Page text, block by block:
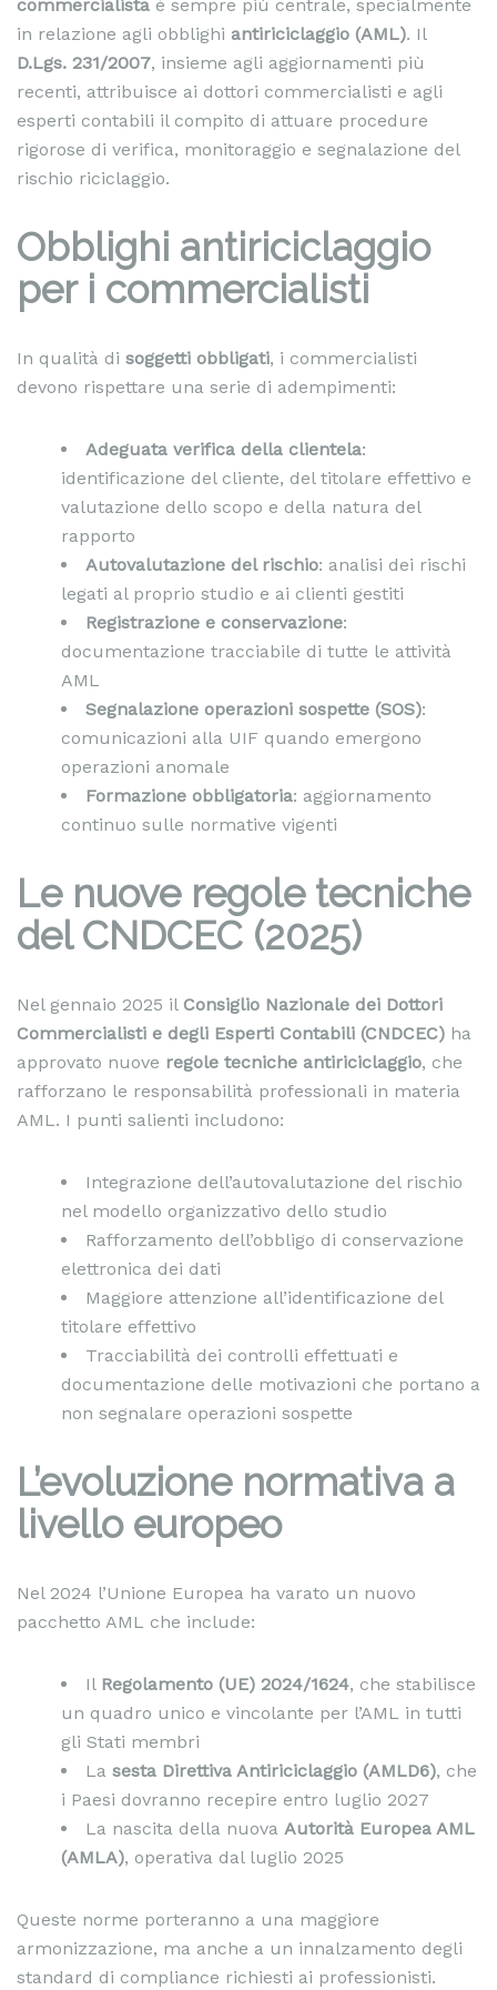
commercialista è sempre più centrale, specialmente
in relazione agli obblighi antiriciclaggio (AML). Il
D.Lgs. 231/2007, insieme agli aggiornamenti più
recenti, attribuisce ai dottori commercialisti e agli
esperti contabili il compito di attuare procedure
rigorose di verifica, monitoraggio e segnalazione del
rischio riciclaggio.
Obblighi antiriciclaggio
per i commercialisti
In qualità di soggetti obbligati, i commercialisti
devono rispettare una serie di adempimenti:
Adeguata verifica della clientela:
identificazione del cliente, del titolare effettivo e
valutazione dello scopo e della natura del
rapporto
Autovalutazione del rischio: analisi dei rischi
legati al proprio studio e ai clienti gestiti
Registrazione e conservazione:
documentazione tracciabile di tutte le attività
AML
Segnalazione operazioni sospette (SOS):
comunicazioni alla UIF quando emergono
operazioni anomale
Formazione obbligatoria: aggiornamento
continuo sulle normative vigenti
Le nuove regole tecniche
del CNDCEC (2025)
Nel gennaio 2025 il Consiglio Nazionale dei Dottori
Commercialisti e degli Esperti Contabili (CNDCEC) ha
approvato nuove regole tecniche antiriciclaggio, che
rafforzano le responsabilità professionali in materia
AML. I punti salienti includono:
Integrazione dell’autovalutazione del rischio
nel modello organizzativo dello studio
Rafforzamento dell’obbligo di conservazione
elettronica dei dati
Maggiore attenzione all’identificazione del
titolare effettivo
Tracciabilità dei controlli effettuati e
documentazione delle motivazioni che portano a
non segnalare operazioni sospette
L’evoluzione normativa a
livello europeo
Nel 2024 l’Unione Europea ha varato un nuovo
pacchetto AML che include:
Il Regolamento (UE) 2024/1624, che stabilisce
un quadro unico e vincolante per l’AML in tutti
gli Stati membri
La sesta Direttiva Antiriciclaggio (AMLD6), che
i Paesi dovranno recepire entro luglio 2027
La nascita della nuova Autorità Europea AML
(AMLA), operativa dal luglio 2025
Queste norme porteranno a una maggiore
armonizzazione, ma anche a un innalzamento degli
standard di compliance richiesti ai professionisti.